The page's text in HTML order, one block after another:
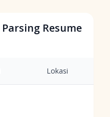
Resume
Lokasi